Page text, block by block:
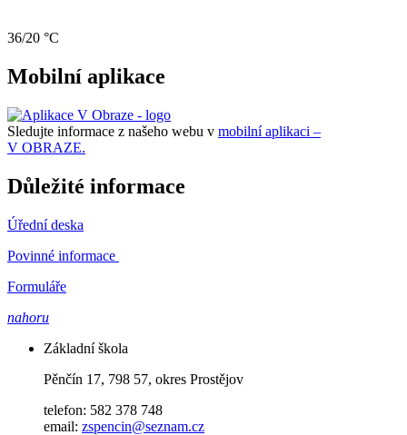
36/20 °C
Mobilní aplikace
Sledujte informace z našeho webu v mobilní aplikaci –
V OBRAZE.
Důležité informace
Úřední deska
Povinné informace
Formuláře
nahoru
Základní škola
Pěnčín 17, 798 57, okres Prostějov
telefon: 582 378 748
email: zspencin@seznam.cz